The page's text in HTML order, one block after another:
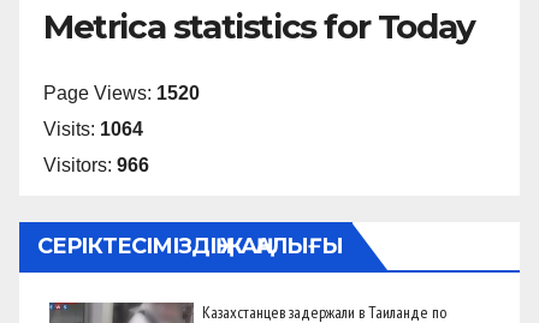
Metrica statistics for Today
Page Views: 1520
Visits: 1064
Visitors: 966
СЕРІКТЕСІМІЗДІҢ ЖАҢАЛЫҒЫ
Казахстанцев задержали в Таиланде по